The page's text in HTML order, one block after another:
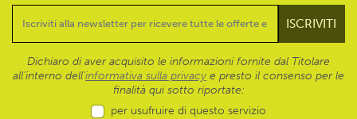
Dichiaro di aver acquisito le informazioni fornite dal Titolare
all’interno dell'informativa sulla privacy e presto il consenso per le
finalità qui sotto riportate:
per usufruire di questo servizio